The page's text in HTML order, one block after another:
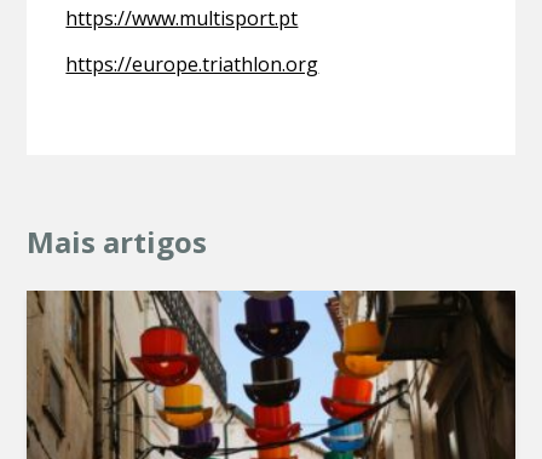
https://www.multisport.pt
https://europe.triathlon.org
Mais artigos